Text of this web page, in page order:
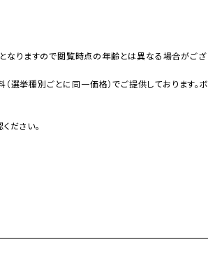
なりますので閲覧時点の年齢とは異なる場合がござ
（選挙種別ごとに同一価格）でご提供しております。ボ
ださい。